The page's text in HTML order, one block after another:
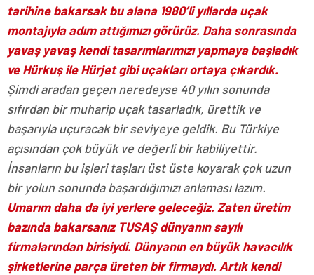
tarihine bakarsak bu alana 1980’li yıllarda uçak
montajıyla adım attığımızı görürüz. Daha sonrasında
yavaş yavaş kendi tasarımlarımızı yapmaya başladık
ve Hürkuş ile Hürjet gibi uçakları ortaya çıkardık.
Şimdi aradan geçen neredeyse 40 yılın sonunda
sıfırdan bir muharip uçak tasarladık, ürettik ve
başarıyla uçuracak bir seviyeye geldik. Bu Türkiye
açısından çok büyük ve değerli bir kabiliyettir.
İnsanların bu işleri taşları üst üste koyarak çok uzun
bir yolun sonunda başardığımızı anlaması lazım.
Umarım daha da iyi yerlere geleceğiz. Zaten üretim
bazında bakarsanız TUSAŞ dünyanın sayılı
firmalarından birisiydi. Dünyanın en büyük havacılık
şirketlerine parça üreten bir firmaydı. Artık kendi